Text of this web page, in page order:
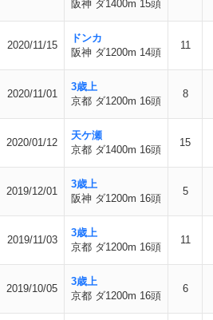
阪神 ダ1400m 15頭
2020/11/15
ドンカ
阪神 ダ1200m 14頭
11
2020/11/01
3歳上
京都 ダ1200m 16頭
8
2020/01/12
天ケ瀬
京都 ダ1400m 16頭
15
2019/12/01
3歳上
阪神 ダ1200m 16頭
5
2019/11/03
3歳上
京都 ダ1200m 16頭
11
2019/10/05
3歳上
京都 ダ1200m 16頭
6